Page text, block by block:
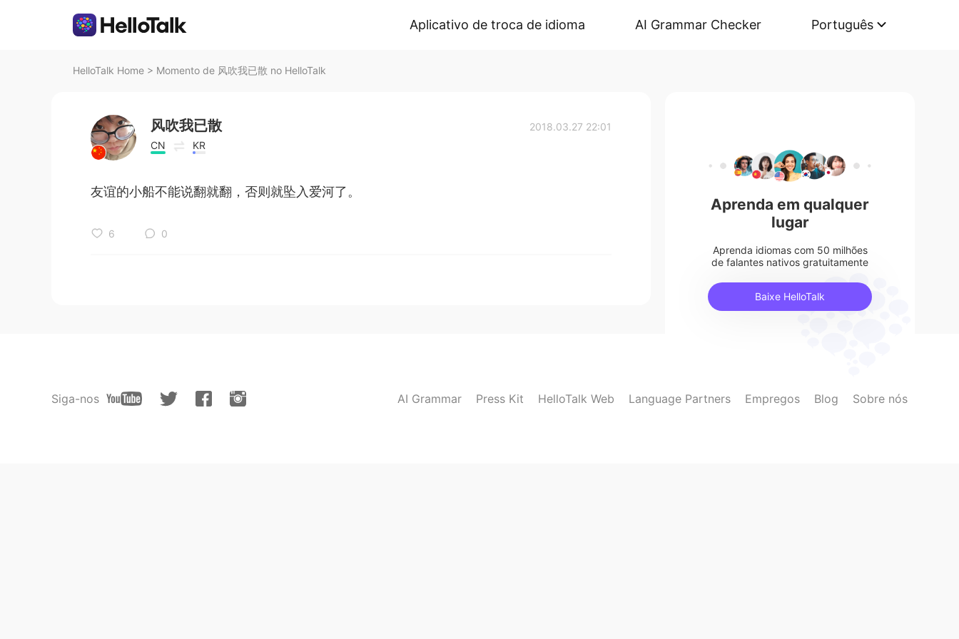
Aplicativo de troca de idioma AI Grammar Checker Português
HelloTalk Home > Momento de 风吹我已散 no HelloTalk
风吹我已散
CN KR
2018.03.27 22:01
友谊的小船不能说翻就翻，否则就坠入爱河了。
6 0
Aprenda em qualquer
lugar
Aprenda idiomas com 50 milhões
de falantes nativos gratuitamente
Baixe HelloTalk
Siga-nos AI Grammar Press Kit HelloTalk Web Language Partners Empregos Blog Sobre nós